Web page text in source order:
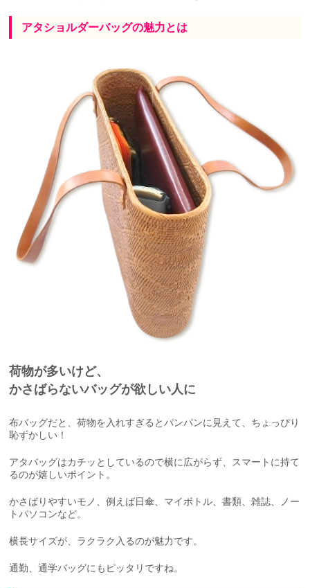
アタショルダーバッグの魅力とは
荷物が多いけど、
かさばらないバッグが欲しい人に
布バッグだと、荷物を入れすぎるとパンパンに見えて、ちょっぴり
恥ずかしい！
アタバッグはカチッとしているので横に広がらず、スマートに持て
るのが嬉しいポイント。
かさばりやすいモノ、例えば日傘、マイボトル、書類、雑誌、ノー
トパソコンなど。
横長サイズが、ラクラク入るのが魅力です。
通勤、通学バッグにもピッタリですね。